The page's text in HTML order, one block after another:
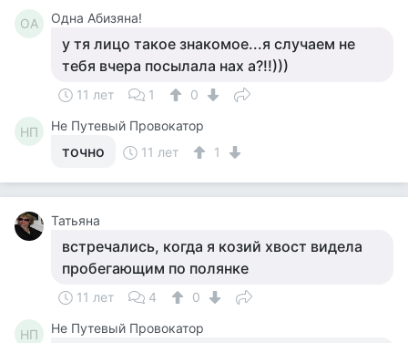
ОА Одна Абизяна!
у тя лицо такое знакомое...я случаем не
тебя вчера посылала нах а?!!)))
11 лет 1 0
НП Не Путевый Провокатор
точно 11 лет 1
Татьяна
встречались, когда я козий хвост видела
пробегающим по полянке
11 лет 4 0
НП Не Путевый Провокатор